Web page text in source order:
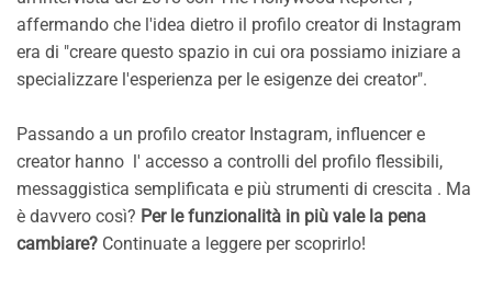
affermando che l'idea dietro il profilo creator di Instagram
era di "creare questo spazio in cui ora possiamo iniziare a
specializzare l'esperienza per le esigenze dei creator".
Passando a un profilo creator Instagram, influencer e
creator hanno l' accesso a controlli del profilo flessibili,
messaggistica semplificata e più strumenti di crescita . Ma
è davvero così? Per le funzionalità in più vale la pena
cambiare? Continuate a leggere per scoprirlo!